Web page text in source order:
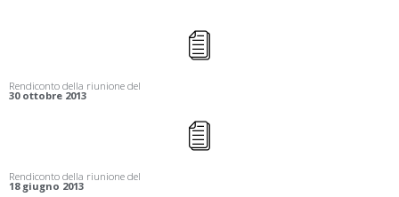
Rendiconto della riunione del
30 ottobre 2013
Rendiconto della riunione del
18 giugno 2013